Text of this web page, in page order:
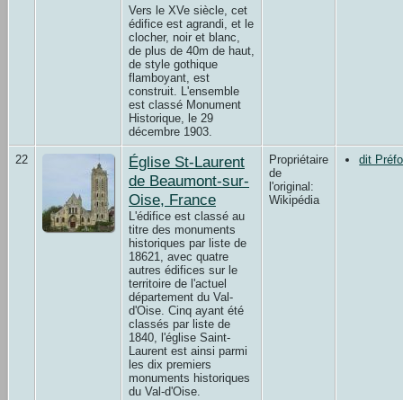
Vers le XVe siècle, cet
édifice est agrandi, et le
clocher, noir et blanc,
de plus de 40m de haut,
de style gothique
flamboyant, est
construit. L'ensemble
est classé Monument
Historique, le 29
décembre 1903.
22
Église St-Laurent
de Beaumont-sur-
Oise, France
L'édifice est classé au
titre des monuments
historiques par liste de
18621, avec quatre
autres édifices sur le
territoire de l'actuel
département du Val-
d'Oise. Cinq ayant été
classés par liste de
1840, l'église Saint-
Laurent est ainsi parmi
les dix premiers
monuments historiques
du Val-d'Oise.
Propriétaire
de
l'original:
Wikipédia
dit